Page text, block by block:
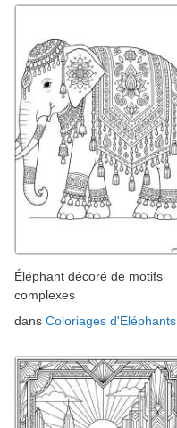
Éléphant décoré de motifs
complexes
dans Coloriages d'Eléphants